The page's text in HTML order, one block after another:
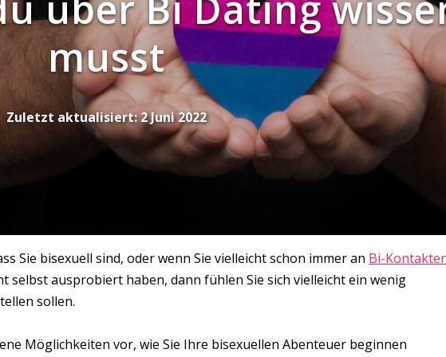
musst
Zuletzt aktualisiert:2 Juni 2022
Sie bisexuell sind, oder wenn Sie vielleicht schon immer an Bi-
selbst ausprobiert haben, dann fühlen Sie sich vielleicht ein wenig
sollen.
Möglichkeiten vor, wie Sie Ihre bisexuellen Abenteuer beginnen